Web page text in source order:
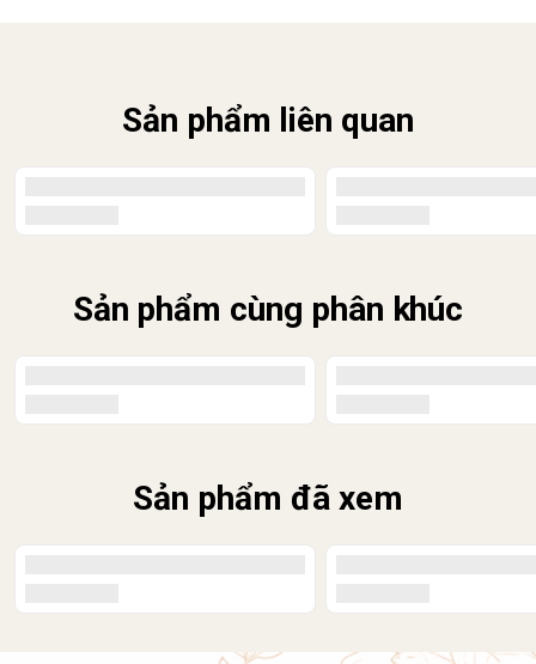
Sản phẩm liên quan
Sản phẩm cùng phân khúc
Sản phẩm đã xem